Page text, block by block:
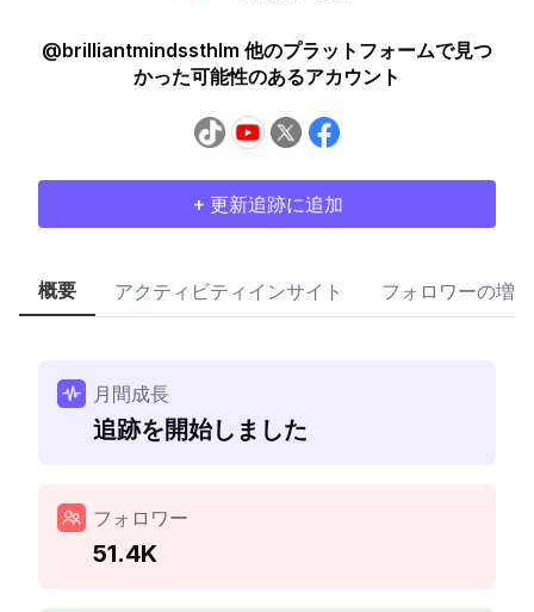
@brilliantmindssthlm 他のプラットフォームで見つ
かった可能性のあるアカウント
+ 更新追跡に追加
概要 アクティビティインサイト フォロワーの増加
月間成長
追跡を開始しました
フォロワー
51.4K